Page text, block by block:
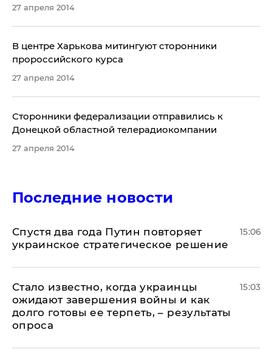
27 апреля 2014
​В центре Харькова митингуют сторонники
пророссийского курса
27 апреля 2014
​Сторонники федерализации отправились к
Донецкой областной телерадиокомпании
27 апреля 2014
Последние новости
Спустя два года Путин повторяет
украинское стратегическое решение
15:06
Стало известно, когда украинцы
ожидают завершения войны и как
долго готовы ее терпеть, – результаты
опроса
15:03